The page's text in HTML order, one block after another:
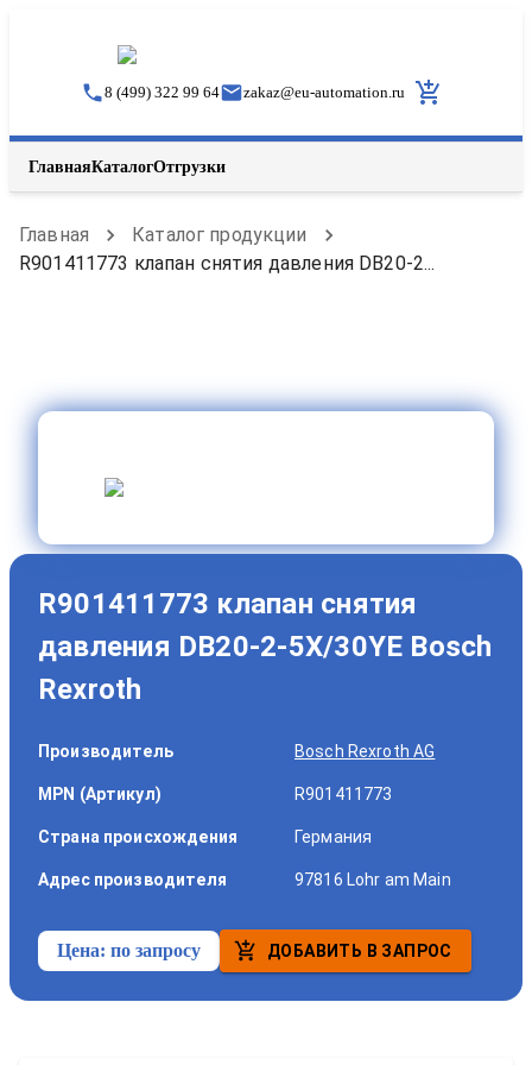
8 (499) 322 99 64 zakaz@eu-automation.ru
ГлавнаяКаталогОтгрузки
Главная
Каталог продукции
R901411773 клапан снятия давления DB20-2...
R901411773 клапан снятия
давления DB20-2-5X/30YE Bosch
Rexroth
Производитель Bosch Rexroth AG
MPN (Артикул) R901411773
Страна происхождения Германия
Адрес производителя 97816 Lohr am Main
Цена: по запросу ДОБАВИТЬ В ЗАПРОС